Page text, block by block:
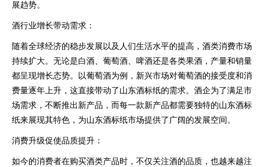
展趋势。
酒行业增长带动需求：
随着全球经济的稳步发展以及人们生活水平的提高，酒类消费市场
持续扩大。无论是白酒、葡萄酒、啤酒还是各类果酒，产量和销量
都呈现增长态势。以葡萄酒为例，新兴市场对葡萄酒的接受度和消
费量逐年上升，这直接带动了山东酒标纸的需求。酒企为了满足市
场需求，不断推出新产品，而每一款新产品都需要独特的山东酒标
纸来展现其特色，为山东酒标纸市场提供了广阔的发展空间。
消费升级促使品质提升：
如今的消费者在购买酒类产品时，不仅关注酒的品质，也越来越注